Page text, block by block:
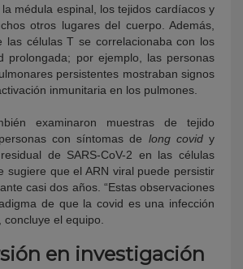
médula espinal, los tejidos cardíacos y
otros lugares del cuerpo. Además,
las células T se correlacionaba con los
prolongada; por ejemplo, las personas
persistentes mostraban signos
inmunitaria en los pulmones.
examinaron muestras de tejido
con síntomas de long covidy
de SARS-CoV-2 en las células
sugiere que el ARN viral puede persistir
casi dos años. “Estas observaciones
de que la covid es una infección
el equipo.
en investigación